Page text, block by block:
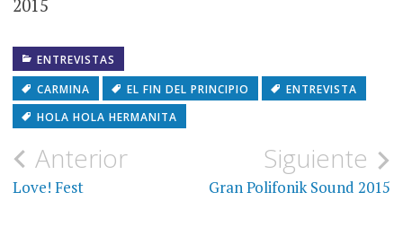
2015
ENTREVISTAS
CARMINA
EL FIN DEL PRINCIPIO
ENTREVISTA
HOLA HOLA HERMANITA
Navegación
de
Anterior
Love! Fest
Siguiente
Gran Polifonik Sound 2015